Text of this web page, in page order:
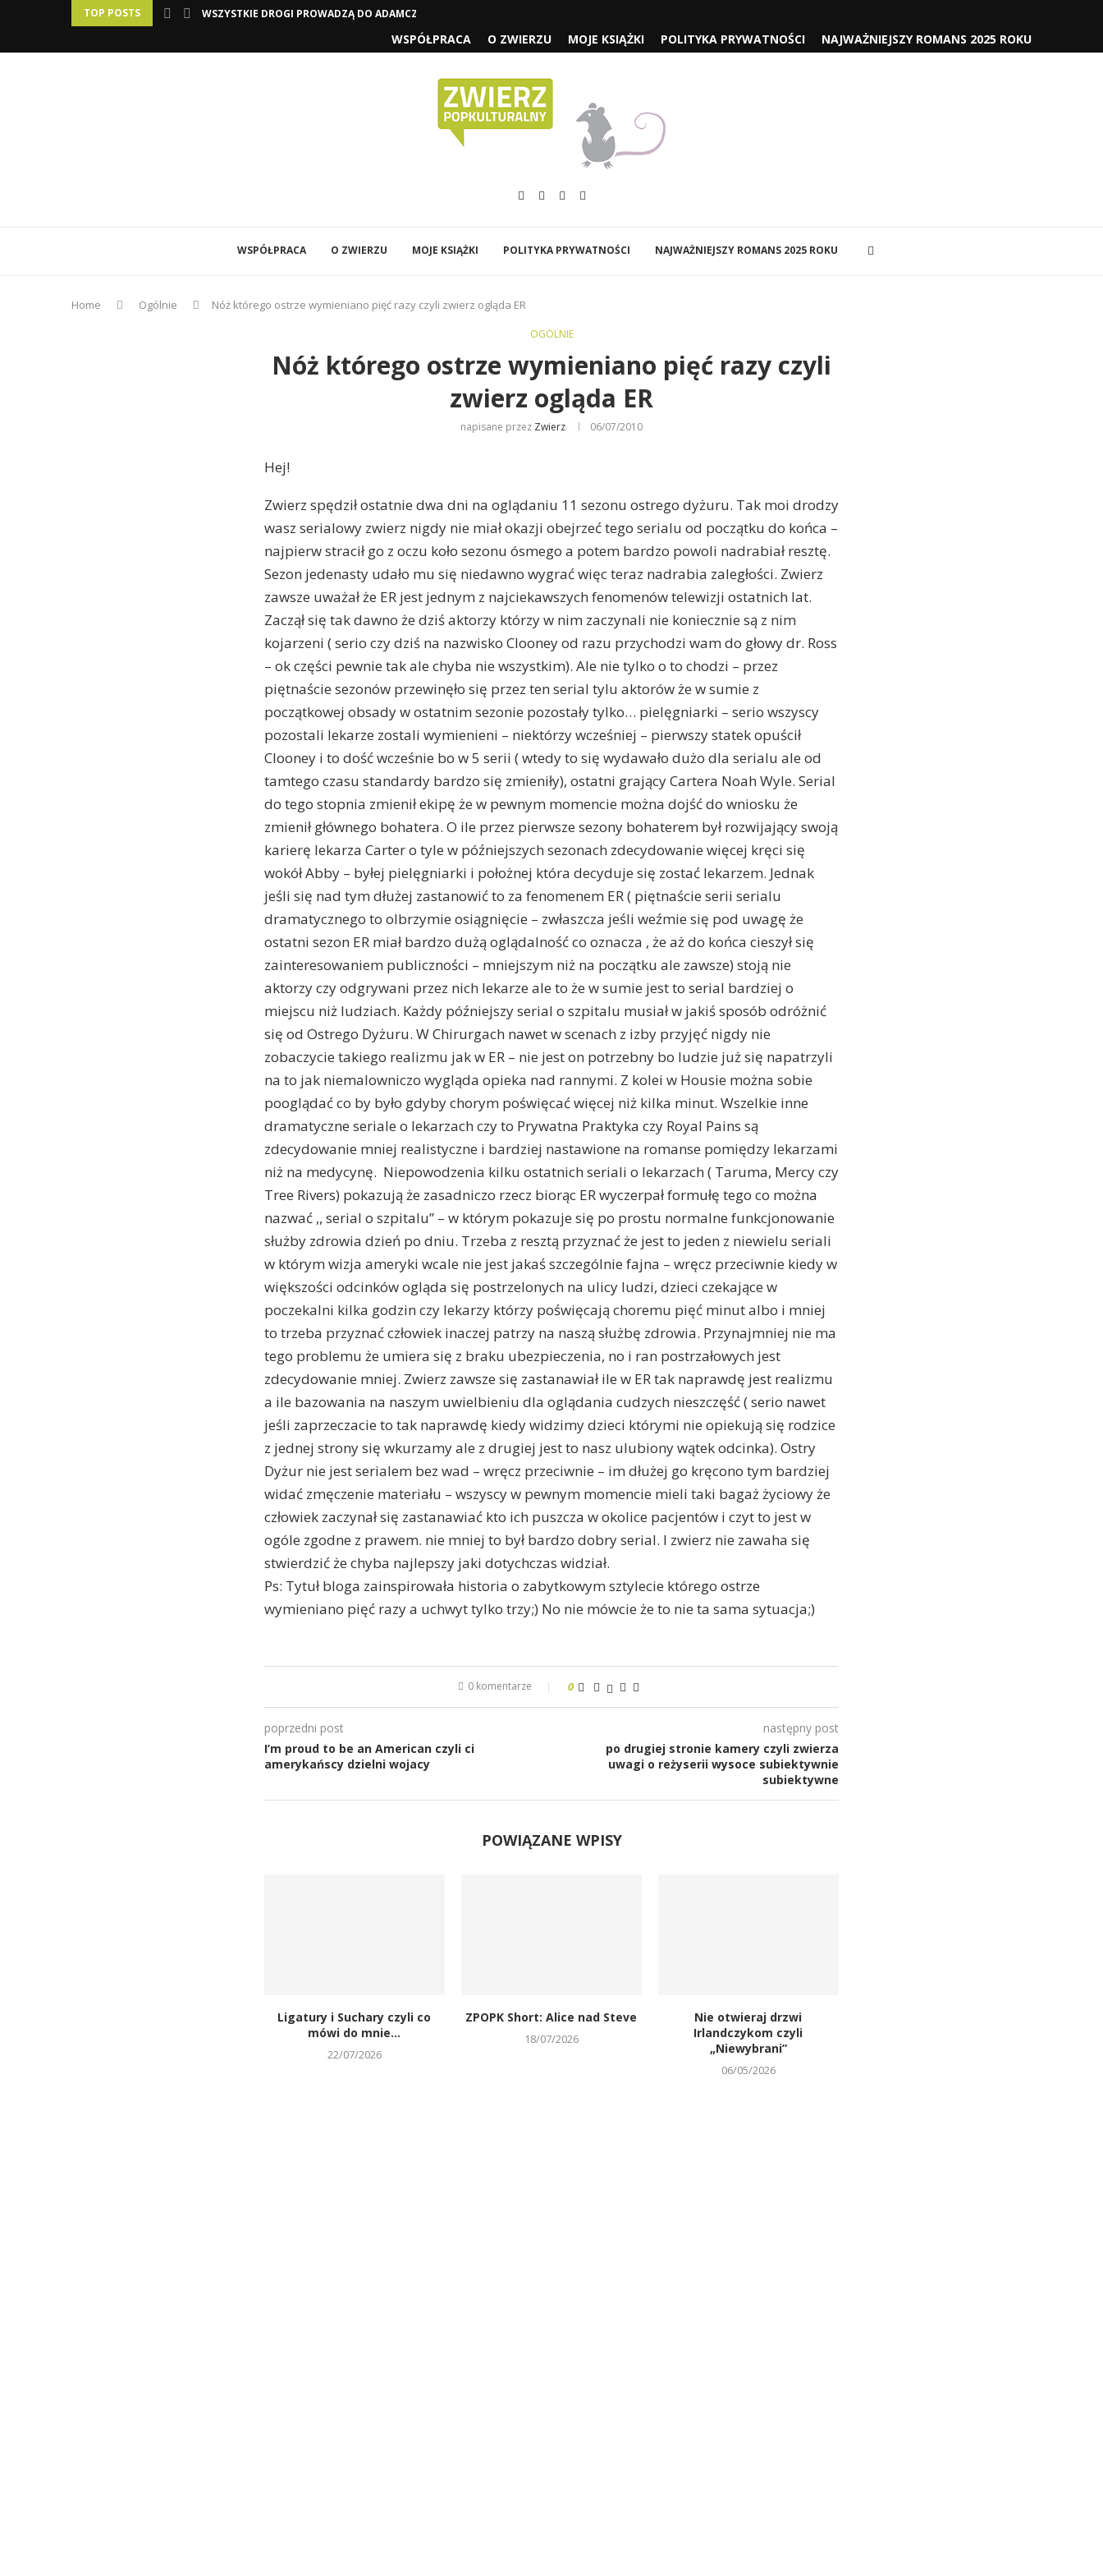
TOP POSTS WSZYSTKIE DROGI PROWADZĄ DO ADAMCZYCHY CZYLI „1670” SEZON...
WSPÓŁPRACA O ZWIERZU MOJE KSIĄŻKI POLITYKA PRYWATNOŚCI NAJWAŻNIEJSZY ROMANS 2025 ROKU
WSPÓŁPRACA O ZWIERZU MOJE KSIĄŻKI POLITYKA PRYWATNOŚCI NAJWAŻNIEJSZY ROMANS 2025 ROKU
Home Ogólnie Nóż którego ostrze wymieniano pięć razy czyli zwierz ogląda ER
OGÓLNIE
Nóż którego ostrze wymieniano pięć razy czyli
zwierz ogląda ER
napisane przez Zwierz 06/07/2010
Hej!
Zwierz spędził ostatnie dwa dni na oglądaniu 11 sezonu ostrego dyżuru. Tak moi drodzy
wasz serialowy zwierz nigdy nie miał okazji obejrzeć tego serialu od początku do końca –
najpierw stracił go z oczu koło sezonu ósmego a potem bardzo powoli nadrabiał resztę.
Sezon jedenasty udało mu się niedawno wygrać więc teraz nadrabia zaległości. Zwierz
zawsze uważał że ER jest jednym z najciekawszych fenomenów telewizji ostatnich lat.
Zaczął się tak dawno że dziś aktorzy którzy w nim zaczynali nie koniecznie są z nim
kojarzeni ( serio czy dziś na nazwisko Clooney od razu przychodzi wam do głowy dr. Ross
– ok części pewnie tak ale chyba nie wszystkim). Ale nie tylko o to chodzi – przez
piętnaście sezonów przewinęło się przez ten serial tylu aktorów że w sumie z
początkowej obsady w ostatnim sezonie pozostały tylko… pielęgniarki – serio wszyscy
pozostali lekarze zostali wymienieni – niektórzy wcześniej – pierwszy statek opuścił
Clooney i to dość wcześnie bo w 5 serii ( wtedy to się wydawało dużo dla serialu ale od
tamtego czasu standardy bardzo się zmieniły), ostatni grający Cartera Noah Wyle. Serial
do tego stopnia zmienił ekipę że w pewnym momencie można dojść do wniosku że
zmienił głównego bohatera. O ile przez pierwsze sezony bohaterem był rozwijający swoją
karierę lekarza Carter o tyle w późniejszych sezonach zdecydowanie więcej kręci się
wokół Abby – byłej pielęgniarki i położnej która decyduje się zostać lekarzem. Jednak
jeśli się nad tym dłużej zastanowić to za fenomenem ER ( piętnaście serii serialu
dramatycznego to olbrzymie osiągnięcie – zwłaszcza jeśli weźmie się pod uwagę że
ostatni sezon ER miał bardzo dużą oglądalność co oznacza , że aż do końca cieszył się
zainteresowaniem publiczności – mniejszym niż na początku ale zawsze) stoją nie
aktorzy czy odgrywani przez nich lekarze ale to że w sumie jest to serial bardziej o
miejscu niż ludziach. Każdy późniejszy serial o szpitalu musiał w jakiś sposób odróżnić
się od Ostrego Dyżuru. W Chirurgach nawet w scenach z izby przyjęć nigdy nie
zobaczycie takiego realizmu jak w ER – nie jest on potrzebny bo ludzie już się napatrzyli
na to jak niemalowniczo wygląda opieka nad rannymi. Z kolei w Housie można sobie
pooglądać co by było gdyby chorym poświęcać więcej niż kilka minut. Wszelkie inne
dramatyczne seriale o lekarzach czy to Prywatna Praktyka czy Royal Pains są
zdecydowanie mniej realistyczne i bardziej nastawione na romanse pomiędzy lekarzami
niż na medycynę. Niepowodzenia kilku ostatnich seriali o lekarzach ( Taruma, Mercy czy
Tree Rivers) pokazują że zasadniczo rzecz biorąc ER wyczerpał formułę tego co można
nazwać ,, serial o szpitalu” – w którym pokazuje się po prostu normalne funkcjonowanie
służby zdrowia dzień po dniu. Trzeba z resztą przyznać że jest to jeden z niewielu seriali
w którym wizja ameryki wcale nie jest jakaś szczególnie fajna – wręcz przeciwnie kiedy w
większości odcinków ogląda się postrzelonych na ulicy ludzi, dzieci czekające w
poczekalni kilka godzin czy lekarzy którzy poświęcają choremu pięć minut albo i mniej
to trzeba przyznać człowiek inaczej patrzy na naszą służbę zdrowia. Przynajmniej nie ma
tego problemu że umiera się z braku ubezpieczenia, no i ran postrzałowych jest
zdecydowanie mniej. Zwierz zawsze się zastanawiał ile w ER tak naprawdę jest realizmu
a ile bazowania na naszym uwielbieniu dla oglądania cudzych nieszczęść ( serio nawet
jeśli zaprzeczacie to tak naprawdę kiedy widzimy dzieci którymi nie opiekują się rodzice
z jednej strony się wkurzamy ale z drugiej jest to nasz ulubiony wątek odcinka). Ostry
Dyżur nie jest serialem bez wad – wręcz przeciwnie – im dłużej go kręcono tym bardziej
widać zmęczenie materiału – wszyscy w pewnym momencie mieli taki bagaż życiowy że
człowiek zaczynał się zastanawiać kto ich puszcza w okolice pacjentów i czyt to jest w
ogóle zgodne z prawem. nie mniej to był bardzo dobry serial. I zwierz nie zawaha się
stwierdzić że chyba najlepszy jaki dotychczas widział.
Ps: Tytuł bloga zainspirowała historia o zabytkowym sztylecie którego ostrze
wymieniano pięć razy a uchwyt tylko trzy;) No nie mówcie że to nie ta sama sytuacja;)
0 komentarze 0
poprzedni post
I’m proud to be an American czyli ci
amerykańscy dzielni wojacy
następny post
po drugiej stronie kamery czyli zwierza
uwagi o reżyserii wysoce subiektywnie
subiektywne
POWIĄZANE WPISY
Ligatury i Suchary czyli co
mówi do mnie...
22/07/2026
ZPOPK Short: Alice nad Steve
18/07/2026
Nie otwieraj drzwi
Irlandczykom czyli
„Niewybrani”
06/05/2026